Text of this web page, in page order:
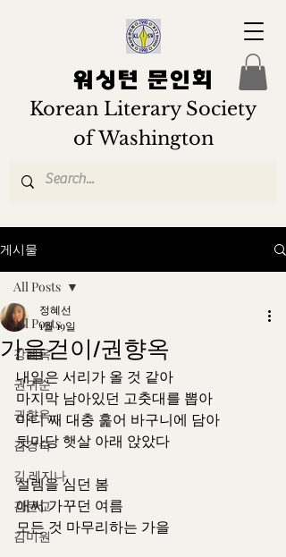
워싱턴 문인회
Korean Literary Society
of Washington
게시물
All Posts
강혜옥
권귀순
권향옥
김경숙
김 레지나
김문교
김미원
All Posts
가을걷이/권향옥
정혜선
1월 19일
내일은 서리가 올 것 같아
마지막 남아있던 고춧대를 뽑아
마디 째 대충 훑어 바구니에 담아
뒷마당 햇살 아래 앉았다
설렘을 심던 봄
애써 가꾸던 여름
모든 것 마무리하는 가을